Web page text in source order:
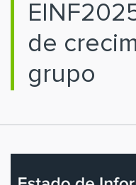
de
grupo